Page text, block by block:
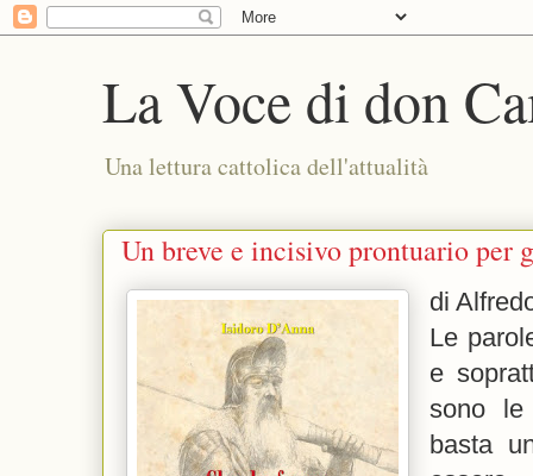
La Voce di don
Una lettura cattolica dell'attualità
Un breve e incisivo prontuario per
di
Le
e
sono
basta